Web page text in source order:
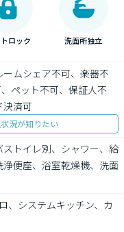
ロック 洗面所独立
ムシェア不可、楽器不
ペット不可、保証人不
決済可
況が知りたい
トイレ別、シャワー、給
便座、浴室乾燥機、洗面
、システムキッチン、カ